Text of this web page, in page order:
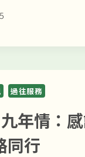
過往服務
年情：
同行